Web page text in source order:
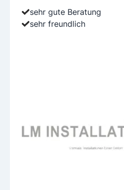
sehr gute Beratung
sehr freundlich